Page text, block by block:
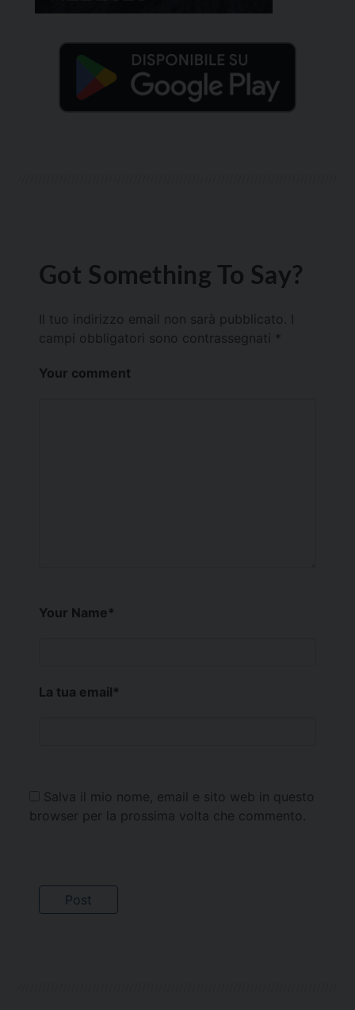
Got Something To Say?
Il tuo indirizzo email non sarà pubblicato.
campi obbligatori sono contrassegnati *
Your comment
Your Name*
La tua email*
Salva il mio nome, email e sito web in questo
browser per la prossima volta che commento.